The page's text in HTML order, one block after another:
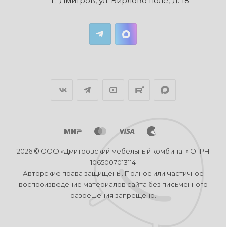
2026 © ООО «Дмитровский мебельный комбинат» ОГРН
1065007013114
Авторские права защищены. Полное или частичное
воспроизведение материалов сайта без письменного
разрешения запрещено.